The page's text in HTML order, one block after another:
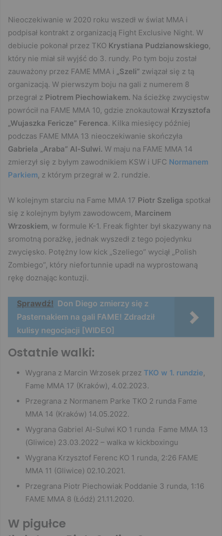
Nieoczekiwanie w 2020 roku wszedł w świat MMA i
podpisał kontrakt z organizacją Fight Exclusive Night. W
debiucie pokonał przez TKO Krystiana Pudzianowskiego,
który nie miał sił wyjść do 3. rundy. Po tym boju został
zauważony przez FAME MMA i „Szeli” związał się z tą
organizacją. W pierwszym boju na gali z numerem 8
przegrał z Piotrem Piechowiakem. Na ścieżkę zwycięstw
powrócił na FAME MMA 10, gdzie znokautował Krzysztofa
„Wujaszka Fericze” Ferenca. Kilka miesięcy później
podczas FAME MMA 13 nieoczekiwanie skończyła
Gabriela „Araba” Al-Sulwi. W maju na FAME MMA 14
zmierzył się z byłym zawodnikiem KSW i UFC Normanem
Parkiem, z którym przegrał w 2. rundzie.
W kolejnym starciu na Fame MMA 17 Piotr Szeliga spotkał
się z kolejnym byłym zawodowcem, Marcinem
Wrzoskiem, w formule K-1. Freak fighter był skazywany na
sromotną porażkę, jednak wyszedł z tego pojedynku
zwycięsko. Potężny low kick „Szeliego” wyciął „Polish
Zombiego”, który niefortunnie upadł na wyprostowaną
rękę doznając kontuzji.
Sprawdź! Don Diego zmierzy się z
Pasternakiem na gali FAME! Zdradził
kulisy negocjacji [WIDEO]
Ostatnie walki:
Wygrana z Marcin Wrzosek przez TKO w 1. rundzie,
Fame MMA 17 (Kraków), 4.02.2023.
Przegrana z Normanem Parke TKO 2 runda Fame
MMA 14 (Kraków) 14.05.2022.
Wygrana Gabriel Al-Sulwi KO 1 runda Fame MMA 13
(Gliwice) 23.03.2022 – walka w kickboxingu
Wygrana Krzysztof Ferenc KO 1 runda, 2:26 FAME
MMA 11 (Gliwice) 02.10.2021.
Przegrana Piotr Piechowiak Poddanie 3 runda, 1:16
FAME MMA 8 (Łódź) 21.11.2020.
W pigułce